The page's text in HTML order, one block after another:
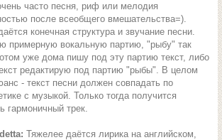
часто песня, риф или мелодия
после всеобщего вмешательства=).
конечная структура и звучание песни.
примерную вокальную партию, "рыбу" так
уже дома пишу под эту партию текст, либо
редактирую под партию "рыбы". В целом
- текст песни должен совпадать по
с музыкой. Только тогда получится
гармоничный трек.
Тяжелее даётся лирика на английском,